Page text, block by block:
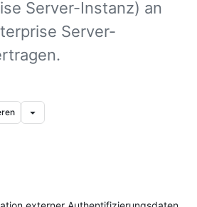
Server-Instanz) an
Server-